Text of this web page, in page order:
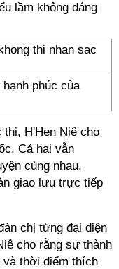
lầm không đáng
phúc của
thi, H'Hen Niê cho
Cả hai vẫn
cùng nhau.
giao lưu trực tiếp
chị từng đại diện
cho rằng sự thành
và thời điểm thích